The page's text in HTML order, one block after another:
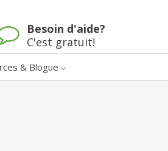
Besoin d'aide?
C'est gratuit!
& Blogue